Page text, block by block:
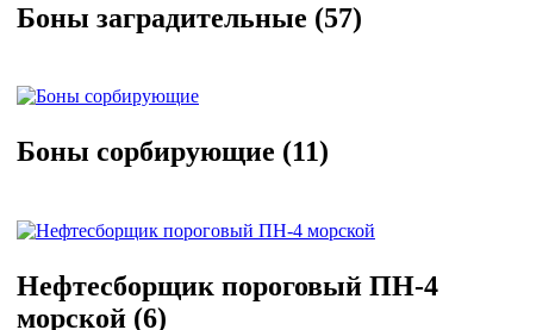
Боны заградительные (57)
Боны сорбирующие (11)
Нефтесборщик пороговый ПН-4
морской (6)